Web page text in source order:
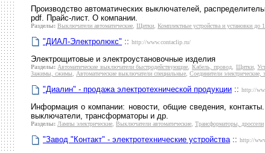
Производство автоматических выключателей,
pdf. Прайс-лист. О компании.
Разделы: Выключатели автоматические Щитки Комплектные устройства и установки до
"ДИАЛ-Электролюкс" :: http://www.contaclip.ru/
Электрощитовые и электроустановочные изделия
Разделы: Автоматические выключатели быстродействующие, Кабель, провод, Щитки,
Зажимы, сжимы, Автоматические выключатели специальные, Соединители
"Диалин" - продажа электротехнической продукции :: http://
Информация о компании: новости, общие сведения,
выключатели, трансформаторы и др.
Разделы: Лампы электрические, Выключатели автоматические, Трансформаторы, дроссели
"Завод "Контакт" - электротехнические устройства:: http://